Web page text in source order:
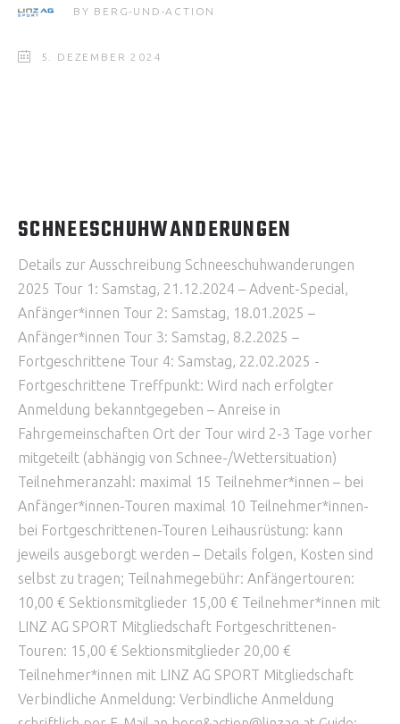
BY BERG-UND-ACTION
5. DEZEMBER 2024
SCHNEESCHUHWANDERUNGEN
Details zur Ausschreibung Schneeschuhwanderungen
2025 Tour 1: Samstag, 21.12.2024 – Advent-Special,
Anfänger*innen Tour 2: Samstag, 18.01.2025 –
Anfänger*innen Tour 3: Samstag, 8.2.2025 –
Fortgeschrittene Tour 4: Samstag, 22.02.2025 -
Fortgeschrittene Treffpunkt: Wird nach erfolgter
Anmeldung bekanntgegeben – Anreise in
Fahrgemeinschaften Ort der Tour wird 2-3 Tage vorher
mitgeteilt (abhängig von Schnee-/Wettersituation)
Teilnehmeranzahl: maximal 15 Teilnehmer*innen – bei
Anfänger*innen-Touren maximal 10 Teilnehmer*innen-
bei Fortgeschrittenen-Touren Leihausrüstung: kann
jeweils ausgeborgt werden – Details folgen, Kosten sind
selbst zu tragen; Teilnahmegebühr: Anfängertouren:
10,00 € Sektionsmitglieder 15,00 € Teilnehmer*innen mit
LINZ AG SPORT Mitgliedschaft Fortgeschrittenen-
Touren: 15,00 € Sektionsmitglieder 20,00 €
Teilnehmer*innen mit LINZ AG SPORT Mitgliedschaft
Verbindliche Anmeldung: Verbindliche Anmeldung